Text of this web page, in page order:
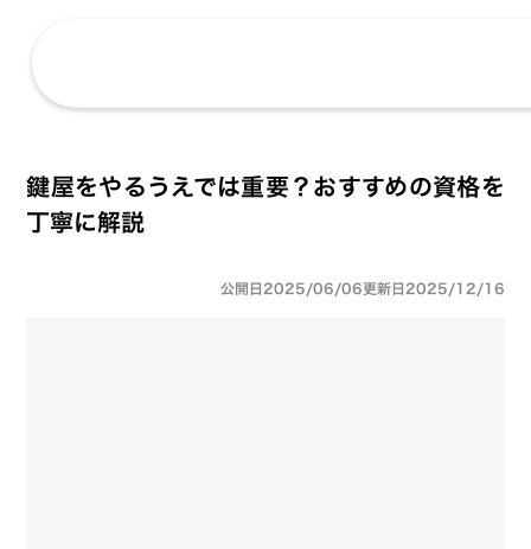
鍵屋をやるうえでは重要？おすすめの資格を
丁寧に解説
公開日2025/06/06更新日2025/12/16